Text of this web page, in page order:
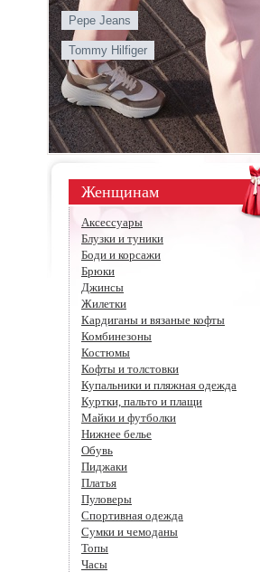
Pepe Jeans
Tommy Hilfiger
Женщинам
Аксессуары
Блузки и туники
Боди и корсажи
Брюки
Джинсы
Жилетки
Кардиганы и вязаные кофты
Комбинезоны
Костюмы
Кофты и толстовки
Купальники и пляжная одежда
Куртки, пальто и плащи
Майки и футболки
Нижнее белье
Обувь
Пиджаки
Платья
Пуловеры
Спортивная одежда
Сумки и чемоданы
Топы
Часы